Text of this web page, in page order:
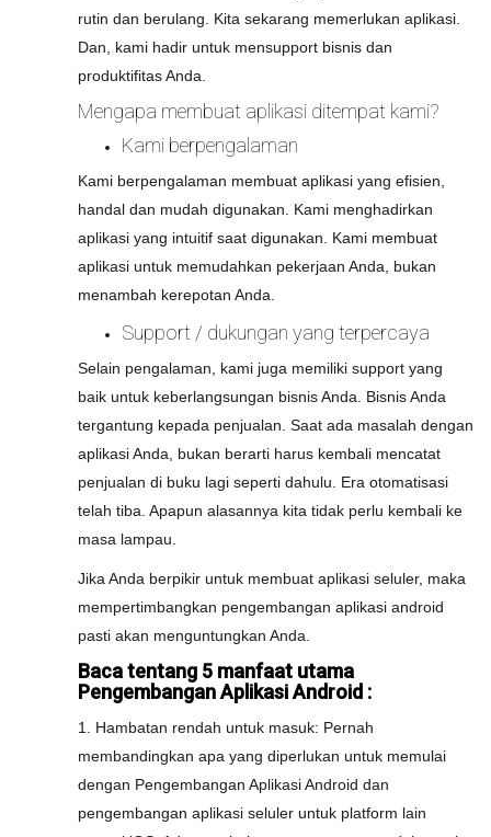
rutin dan berulang. Kita sekarang memerlukan aplikasi.
Dan, kami hadir untuk mensupport bisnis dan
produktifitas Anda.
Mengapa membuat aplikasi ditempat kami?
Kami berpengalaman
Kami berpengalaman membuat aplikasi yang efisien,
handal dan mudah digunakan. Kami menghadirkan
aplikasi yang intuitif saat digunakan. Kami membuat
aplikasi untuk memudahkan pekerjaan Anda, bukan
menambah kerepotan Anda.
Support / dukungan yang terpercaya
Selain pengalaman, kami juga memiliki support yang
baik untuk keberlangsungan bisnis Anda. Bisnis Anda
tergantung kepada penjualan. Saat ada masalah dengan
aplikasi Anda, bukan berarti harus kembali mencatat
penjualan di buku lagi seperti dahulu. Era otomatisasi
telah tiba. Apapun alasannya kita tidak perlu kembali ke
masa lampau.
Jika Anda berpikir untuk membuat aplikasi seluler, maka
mempertimbangkan pengembangan aplikasi android
pasti akan menguntungkan Anda.
Baca tentang 5 manfaat utama
Pengembangan Aplikasi Android :
1. Hambatan rendah untuk masuk: Pernah
membandingkan apa yang diperlukan untuk memulai
dengan Pengembangan Aplikasi Android dan
pengembangan aplikasi seluler untuk platform lain